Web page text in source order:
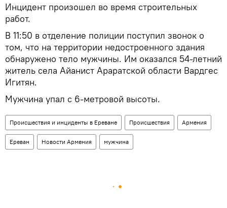
Инцидент произошел во время строительных
работ.
В 11:50 в отделение полиции поступил звонок о
том, что на территории недостроенного здания
обнаружено тело мужчины. Им оказался 54-летний
житель села Айанист Араратской области Вардгес
Игитян.
Мужчина упал с 6-метровой высоты.
Происшествия и инциденты в Ереване Происшествия Армения
Ереван Новости Армения мужчина